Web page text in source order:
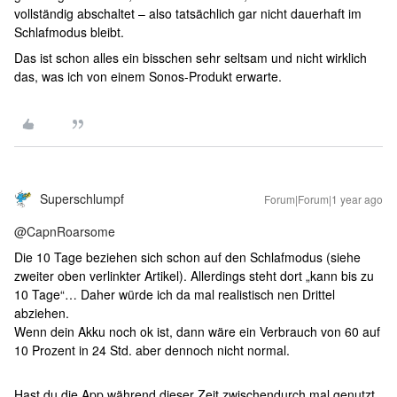
vollständig abschaltet – also tatsächlich gar nicht dauerhaft im
Schlafmodus bleibt.
Das ist schon alles ein bisschen sehr seltsam und nicht wirklich
das, was ich von einem Sonos-Produkt erwarte.
Superschlumpf Forum|Forum|1 year ago
@CapnRoarsome
Die 10 Tage beziehen sich schon auf den Schlafmodus (siehe
zweiter oben verlinkter Artikel). Allerdings steht dort „kann bis zu
10 Tage“… Daher würde ich da mal realistisch nen Drittel
abziehen.
Wenn dein Akku noch ok ist, dann wäre ein Verbrauch von 60 auf
10 Prozent in 24 Std. aber dennoch nicht normal.